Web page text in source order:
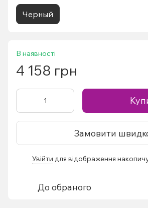
Черный
В наявності
4 158 грн
Замовити
Увійти для відображення
До обраного